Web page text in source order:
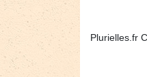
Plurielles.fr